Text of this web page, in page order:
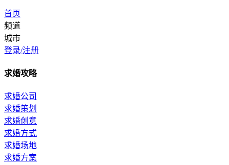
首页
频道
城市
登录/注册
求婚攻略
求婚公司
求婚策划
求婚创意
求婚方式
求婚场地
求婚方案